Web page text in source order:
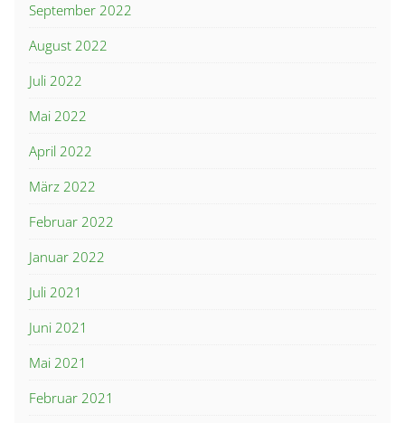
September 2022
August 2022
Juli 2022
Mai 2022
April 2022
März 2022
Februar 2022
Januar 2022
Juli 2021
Juni 2021
Mai 2021
Februar 2021